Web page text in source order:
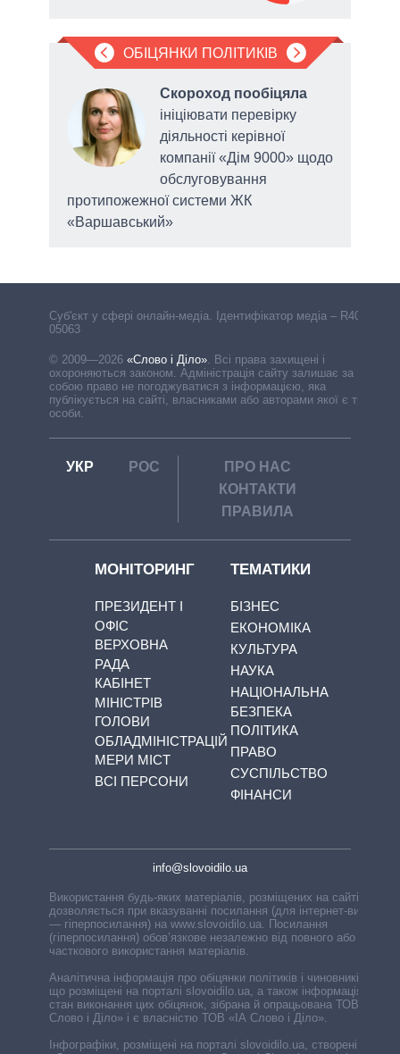
ОБІЦЯНКИ ПОЛІТИКІВ
Скороход пообіцяла
ініціювати перевірку
діяльності керівної
компанії «Дім 9000» щодо
обслуговування
протипожежної системи ЖК
«Варшавський»
Cуб'єкт у сфері онлайн-медіа. Ідентифікатор медіа – R40-
05063
© 2009—2026 «Слово і Діло». Всі права захищені і
охороняються законом. Адміністрація сайту залишає за
собою право не погоджуватися з інформацією, яка
публікується на сайті, власниками або авторами якої є треті
особи.
УКР РОС
ПРО НАС
КОНТАКТИ
ПРАВИЛА
МОНІТОРИНГ
ПРЕЗИДЕНТ І
ОФІС
ВЕРХОВНА
РАДА
КАБІНЕТ
МІНІСТРІВ
ГОЛОВИ
ОБЛАДМІНІСТРАЦІЙ
МЕРИ МІСТ
ВСІ ПЕРСОНИ
ТЕМАТИКИ
БІЗНЕС
ЕКОНОМІКА
КУЛЬТУРА
НАУКА
НАЦІОНАЛЬНА
БЕЗПЕКА
ПОЛІТИКА
ПРАВО
СУСПІЛЬСТВО
ФІНАНСИ
info@slovoidilo.ua
Використання будь-яких матеріалів, розміщених на сайті,
дозволяється при вказуванні посилання (для інтернет-видань
— гіперпосилання) на www.slovoidilo.ua. Посилання
(гіперпосилання) обов’язкове незалежно від повного або
часткового використання матеріалів.
Аналітична інформація про обіцянки політиків і чиновників,
що розміщені на порталі slovoidilo.ua, а також інформація про
стан виконання цих обіцянок, зібрана й опрацьована ТОВ «ІА
Слово і Діло» і є власністю ТОВ «ІА Слово і Діло».
Інфографіки, розміщені на порталі slovoidilo.ua, створені ГО